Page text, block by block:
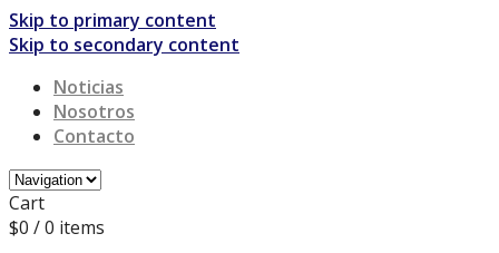
Skip to primary content
Skip to secondary content
Noticias
Nosotros
Contacto
Cart
$0 / 0 items